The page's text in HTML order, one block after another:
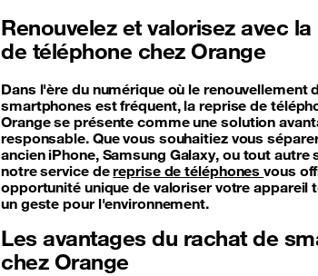
Renouvelez et valorisez avec
de téléphone chez Orange
Dans l'ère du numérique où le renouvellement
smartphones est fréquent, la reprise de
Orange se présente comme une solution
responsable. Que vous souhaitiez vous
ancien iPhone, Samsung Galaxy, ou tout autre
notre service dereprise de téléphonesvous
opportunité unique de valoriser votre appareil
un geste pour l'environnement.
Les avantages du rachat de
chez Orange